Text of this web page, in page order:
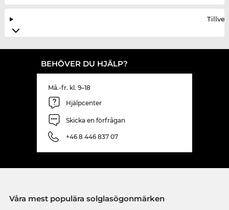
BEHÖVER DU HJÄLP?
Må.-fr. kl. 9–18
Hjälpcenter
Skicka en förfrågan
+46 8 446 837 07
Våra mest populära solglasögonmärken